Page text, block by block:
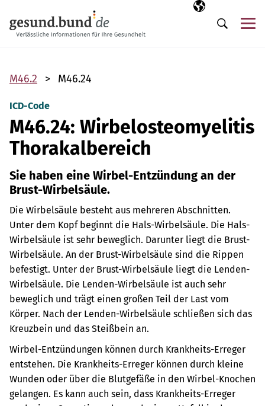
Ausgewählte
DE
Suche
M46.2 M46.24
ICD-Code
M46.24: Wirbelosteomyelitis
Thorakalbereich
Sie haben eine Wirbel-Entzündung an der
Brust-Wirbelsäule.
Die Wirbelsäule besteht aus mehreren Abschnitten.
Unter dem Kopf beginnt die Hals-Wirbelsäule. Die Hals-
Wirbelsäule ist sehr beweglich. Darunter liegt die Brust-
Wirbelsäule. An der Brust-Wirbelsäule sind die Rippen
befestigt. Unter der Brust-Wirbelsäule liegt die Lenden-
Wirbelsäule. Die Lenden-Wirbelsäule ist auch sehr
beweglich und trägt einen großen Teil der Last vom
Körper. Nach der Lenden-Wirbelsäule schließen sich das
Kreuzbein und das Steißbein an.
Wirbel-Entzündungen können durch Krankheits-Erreger
entstehen. Die Krankheits-Erreger können durch kleine
Wunden oder über die Blutgefäße in den Wirbel-Knochen
gelangen. Es kann auch sein, dass Krankheits-Erreger